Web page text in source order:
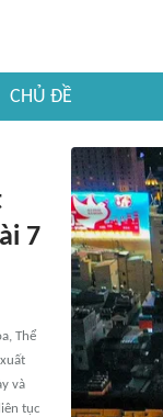
CHỦ ĐỀ
7
Thể
và
tục